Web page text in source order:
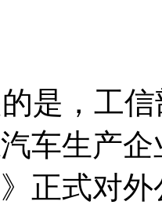
，工信
车生产
正式对